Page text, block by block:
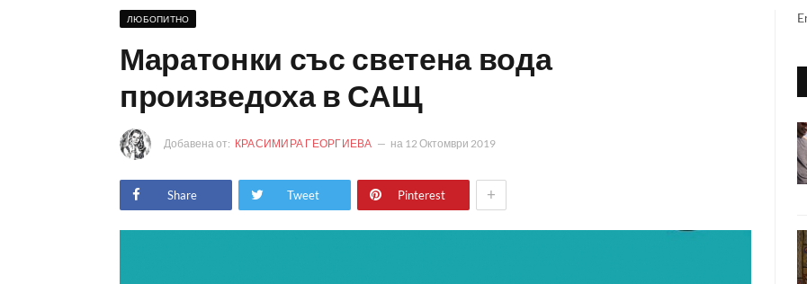
ЛЮБОПИТНО
Маратонки със светена вода
произведоха в САЩ
Добавена от: КРАСИМИРА ГЕОРГИЕВА на 12 Октомври 2019
Share Tweet Pinterest +